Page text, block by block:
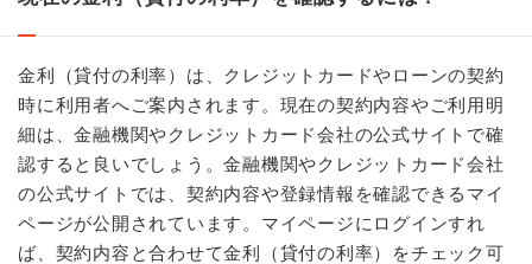
金利（貸付の利率）は、クレジットカードやローンの契約
時に利用者へご案内されます。現在の契約内容やご利用明
細は、金融機関やクレジットカード会社の公式サイトで確
認すると良いでしょう。金融機関やクレジットカード会社
の公式サイトでは、契約内容や登録情報を確認できるマイ
ページが公開されています。マイページにログインすれ
ば、契約内容と合わせて金利（貸付の利率）をチェック可